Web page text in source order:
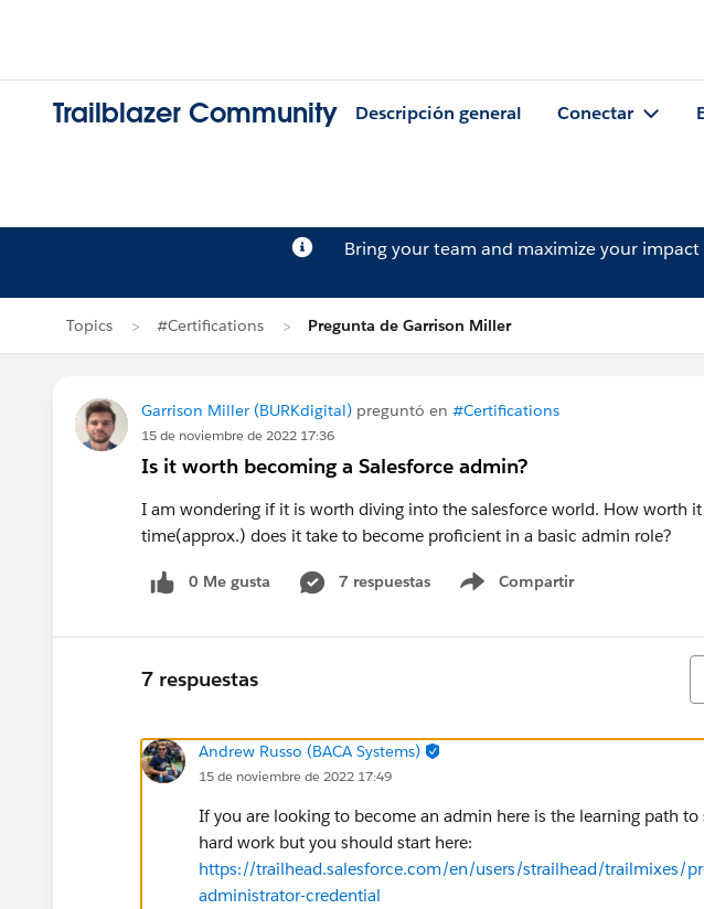
Trailblazer Community Descripción general Conectar
Bring your team and maximize your
Topics #Certifications Pregunta de Garrison Miller
Garrison Miller (BURKdigital) preguntó en #Certifications
15 de noviembre de 2022 17:36
Is it worth becoming a Salesforce admin?
I am wondering if it is worth diving into the salesforce world. How worth
time(approx.) does it take to become proficient in a basic admin role?
0 Me gusta 7 respuestas Compartir
Show menu
7 respuestas
Andrew Russo (BACA Systems)
15 de noviembre de 2022 17:49
If you are looking to become an admin here is the learning path
hard work but you should start here:
https://trailhead.salesforce.com/en/users/strailhead/trailmixes/
administrator-credential